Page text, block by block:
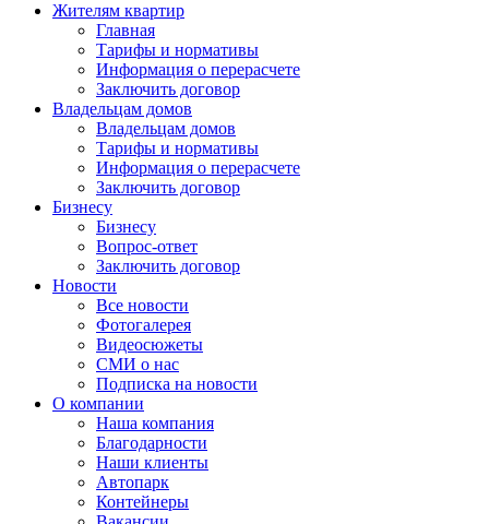
Жителям квартир
Главная
Тарифы и нормативы
Информация о перерасчете
Заключить договор
Владельцам домов
Владельцам домов
Тарифы и нормативы
Информация о перерасчете
Заключить договор
Бизнесу
Бизнесу
Вопрос-ответ
Заключить договор
Новости
Все новости
Фотогалерея
Видеосюжеты
СМИ о нас
Подписка на новости
О компании
Наша компания
Благодарности
Наши клиенты
Автопарк
Контейнеры